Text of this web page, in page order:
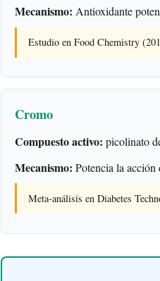
Mecanismo: Antioxidante
Estudio en Food Chemistry
Cromo
Compuesto activo: picolinato
Mecanismo: Potencia la
Meta-análisis en Diabetes